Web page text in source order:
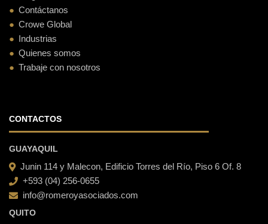
Contáctanos
Crowe Global
Industrias
Quienes somos
Trabaje con nosotros
CONTACTOS
GUAYAQUIL
Junin 114 y Malecon, Edificio Torres del Río, Piso 6 Of. 8
+593 (04) 256-0655
info@romeroyasociados.com
QUITO